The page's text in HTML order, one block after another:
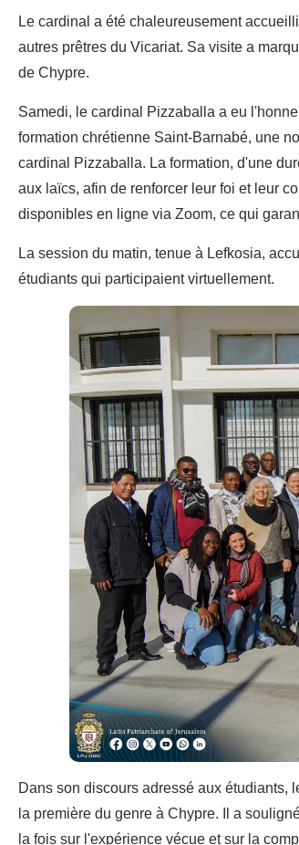
Le cardinal a été chaleureusement
autres prêtres du Vicariat. Sa visite a
de Chypre.
Samedi, le cardinal Pizzaballa a eu
formation chrétienne Saint-Barnabé, une
cardinal Pizzaballa. La formation, d'une
aux laïcs, afin de renforcer leur foi et leur
disponibles en ligne via Zoom, ce qui
La session du matin, tenue à Lefkosia,
étudiants qui participaient virtuellement.
Dans son discours adressé aux
la première du genre à Chypre. Il a